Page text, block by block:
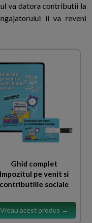
va datora contributii la
ii va reveni
Ghid complet
Impozitul pe venit si
contributiile sociale
Vreau acest produs →